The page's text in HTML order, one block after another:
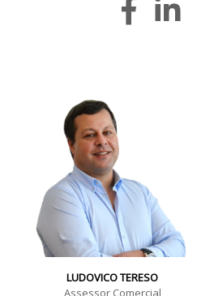
LUDOVICO TERESO
Assessor Comercial